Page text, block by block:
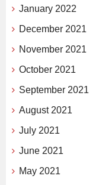
January 2022
December 2021
November 2021
October 2021
September 2021
August 2021
July 2021
June 2021
May 2021